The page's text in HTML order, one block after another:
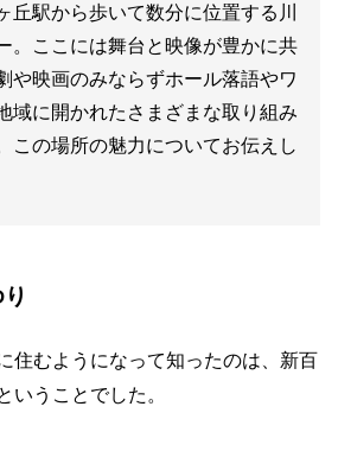
丘駅から歩いて数分に位置する川
。ここには舞台と映像が豊かに共
や映画のみならずホール落語やワ
域に開かれたさまざまな取り組み
この場所の魅力についてお伝えし
住むようになって知ったのは、新百
いうことでした。